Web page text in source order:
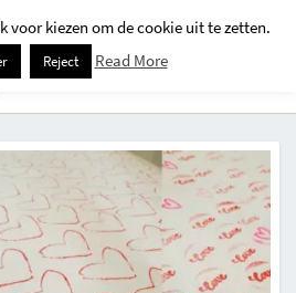
voor kiezen om de cookie uit te zetten.
Reject Read More